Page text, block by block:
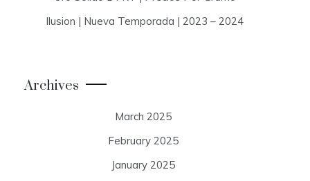
Ilusion | Nueva Temporada | 2023 – 2024
Archives
March 2025
February 2025
January 2025